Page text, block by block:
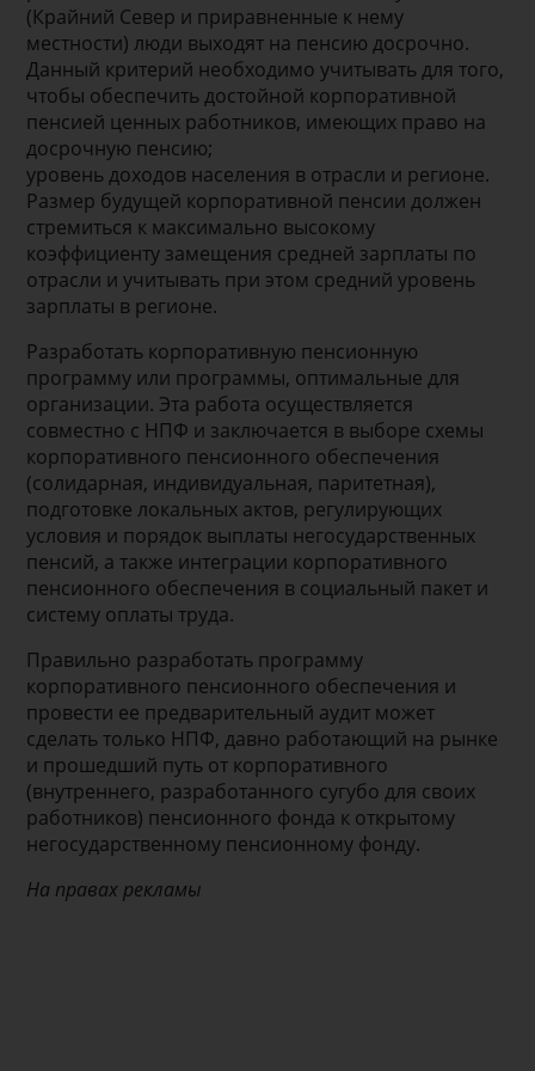
(Крайний Север и приравненные к нему
местности) люди выходят на пенсию досрочно.
Данный критерий необходимо учитывать для того,
чтобы обеспечить достойной корпоративной
пенсией ценных работников, имеющих право на
досрочную пенсию;
уровень доходов населения в отрасли и регионе.
Размер будущей корпоративной пенсии должен
стремиться к максимально высокому
коэффициенту замещения средней зарплаты по
отрасли и учитывать при этом средний уровень
зарплаты в регионе.
Разработать корпоративную пенсионную
программу или программы, оптимальные для
организации. Эта работа осуществляется
совместно с НПФ и заключается в выборе схемы
корпоративного пенсионного обеспечения
(солидарная, индивидуальная, паритетная),
подготовке локальных актов, регулирующих
условия и порядок выплаты негосударственных
пенсий, а также интеграции корпоративного
пенсионного обеспечения в социальный пакет и
систему оплаты труда.
Правильно разработать программу
корпоративного пенсионного обеспечения и
провести ее предварительный аудит может
сделать только НПФ, давно работающий на рынке
и прошедший путь от корпоративного
(внутреннего, разработанного сугубо для своих
работников) пенсионного фонда к открытому
негосударственному пенсионному фонду.
На правах рекламы